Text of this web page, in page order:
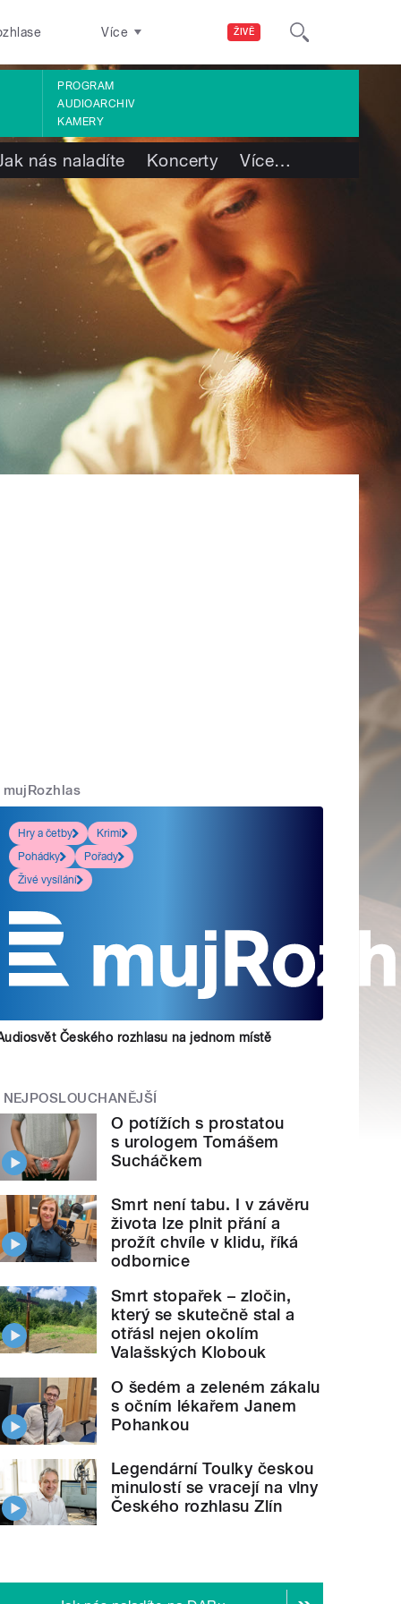
ŽIVĚ
Více
PROGRAM
AUDIOARCHIV
KAMERY
nás naladíte Koncerty Více…
mujRozhlas
Hry a četby
Krimi
Pohádky
Pořady
Živé vysílání
Českého rozhlasu na jednom místě
NEJPOSLOUCHANĚJŠÍ
O potížích s prostatou
s urologem Tomášem
Sucháčkem
Smrt není tabu. I v závěru
života lze plnit přání a
prožít chvíle v klidu, říká
odbornice
Smrt stopařek – zločin,
který se skutečně stal a
otřásl nejen okolím
Valašských Klobouk
O šedém a zeleném zákalu
s očním lékařem Janem
Pohankou
Legendární Toulky českou
minulostí se vracejí na vlny
Českého rozhlasu Zlín